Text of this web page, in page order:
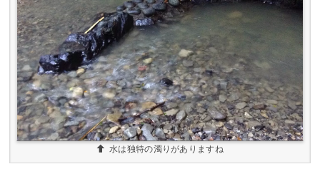
水は独特の濁りがありますね